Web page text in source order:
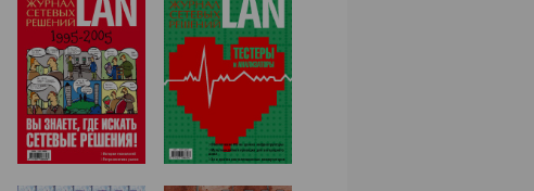
№04,2005 №03,2005